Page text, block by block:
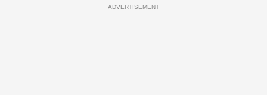
ADVERTISEMENT